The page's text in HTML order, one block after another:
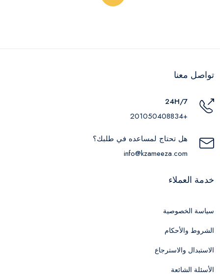
تواصل معنا
24H/7
+201050408834
هل تحتاج لمساعده في طلبك؟
info@kzameeza.com
خدمة العملاء
سياسة الخصوصية
الشروط والأحكام
الاستبدال والاسترجاع
الأسئلة الشائعة